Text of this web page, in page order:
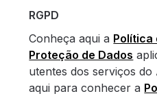
RGPD
Conheça aqui a Política
Proteção de Dados
utentes dos serviços do
aqui para conhecer a